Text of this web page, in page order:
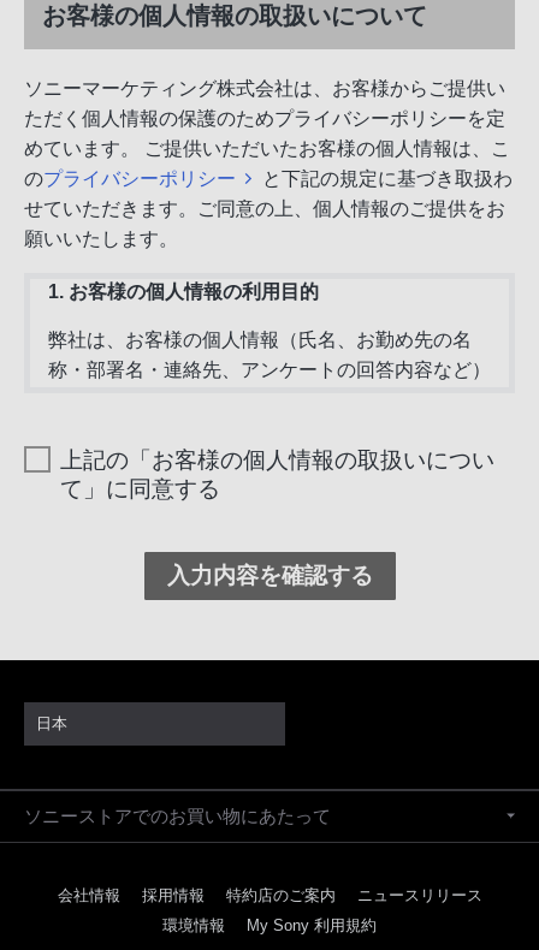
お客様の個人情報の取扱いについて
ソニーマーケティング株式会社は、お客様からご提供い
ただく個人情報の保護のためプライバシーポリシーを定
めています。 ご提供いただいたお客様の個人情報は、こ
のプライバシーポリシー
と下記の規定に基づき取扱わ
せていただきます。ご同意の上、個人情報のご提供をお
願いいたします。
1. お客様の個人情報の利用目的
弊社は、お客様の個人情報（氏名、お勤め先の名
称・部署名・連絡先、アンケートの回答内容など）
お客様のご同意をいただくことなく、以下の目的以
外で利用することはありません。
ン情報などのご案内（資料やカタログ等の送付を含
みます）
⑤お客様からのお問い合わせ対応
問い合わせに関する事項のお客様への連絡および確認などを行えないこと
上記の「お客様の個人情報の取扱いについ
て」に同意する
日本
ソニーストアでのお買い物にあたって
会社情報 採用情報 特約店のご案内
ニュースリリース
環境情報
My Sony 利用規約